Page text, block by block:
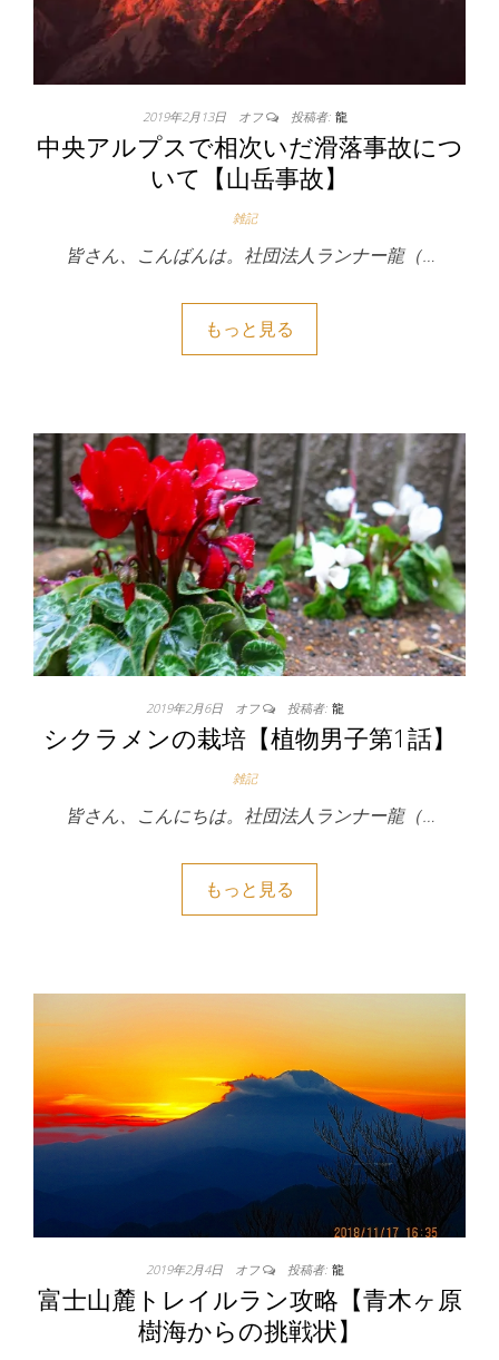
2019年2月13日 オフ 投稿者: 龍
中央アルプスで相次いだ滑落事故につ
いて【山岳事故】
雑記
皆さん、こんばんは。社団法人ランナー龍（…
もっと見る
2019年2月6日 オフ 投稿者: 龍
シクラメンの栽培【植物男子第1話】
雑記
皆さん、こんにちは。社団法人ランナー龍（…
もっと見る
2019年2月4日 オフ 投稿者: 龍
富士山麓トレイルラン攻略【青木ヶ原
樹海からの挑戦状】